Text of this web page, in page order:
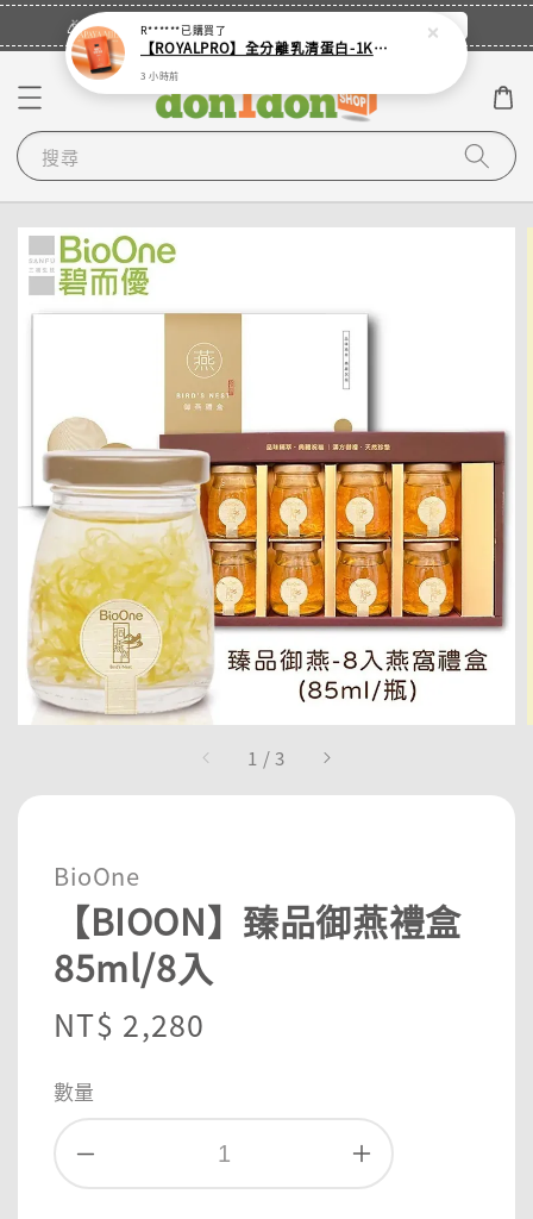
🎉登入會員・領取您的專屬折扣券！ 立即登入
搜尋
1 /3
BioOne
【BIOON】臻品御燕禮盒
85ml/8入
Regular
NT$ 2,280
數量
R******已購買了
【ROYALPRO】全分離乳清蛋白-1KG -多口味任選｜可加購湯匙
3 小時前